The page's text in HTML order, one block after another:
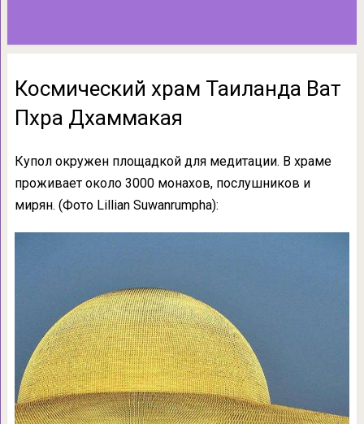
Космический храм Таиланда Ват
Пхра Дхаммакая
Купол окружен площадкой для медитации. В храме
проживает около 3000 монахов, послушников и
мирян. (Фото Lillian Suwanrumpha):